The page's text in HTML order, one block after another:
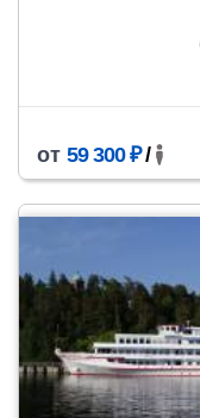
от 59 300 ₽/